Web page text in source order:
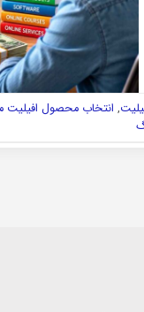
, انتخاب محصول افیلیت